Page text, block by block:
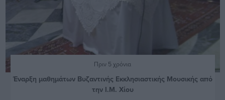
Πριν 5 χρόνια
Έναρξη μαθημάτων Βυζαντινής Εκκλησιαστικής Μουσικής από
την Ι.Μ. Χίου